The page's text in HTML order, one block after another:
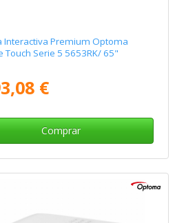
Interactiva Premium Optoma
Touch Serie 5 5653RK/ 65"
€
Comprar